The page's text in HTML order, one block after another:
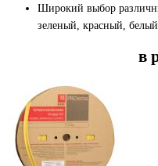
Широкий выбор
зеленый, красный,
в